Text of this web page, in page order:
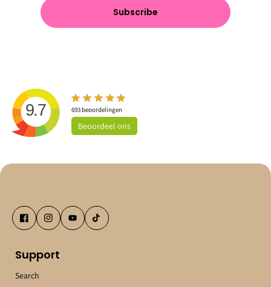
Subscribe
9.7 693beoordelingen
Beoordeel ons
Support
Search